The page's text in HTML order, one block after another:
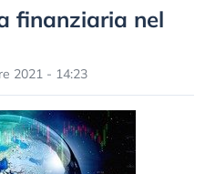
finanziaria nel
2021 - 14:23